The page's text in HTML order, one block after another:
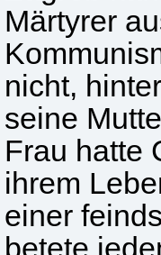
Märtyrer
nicht,
seine
Frau hatte
ihrem
einer